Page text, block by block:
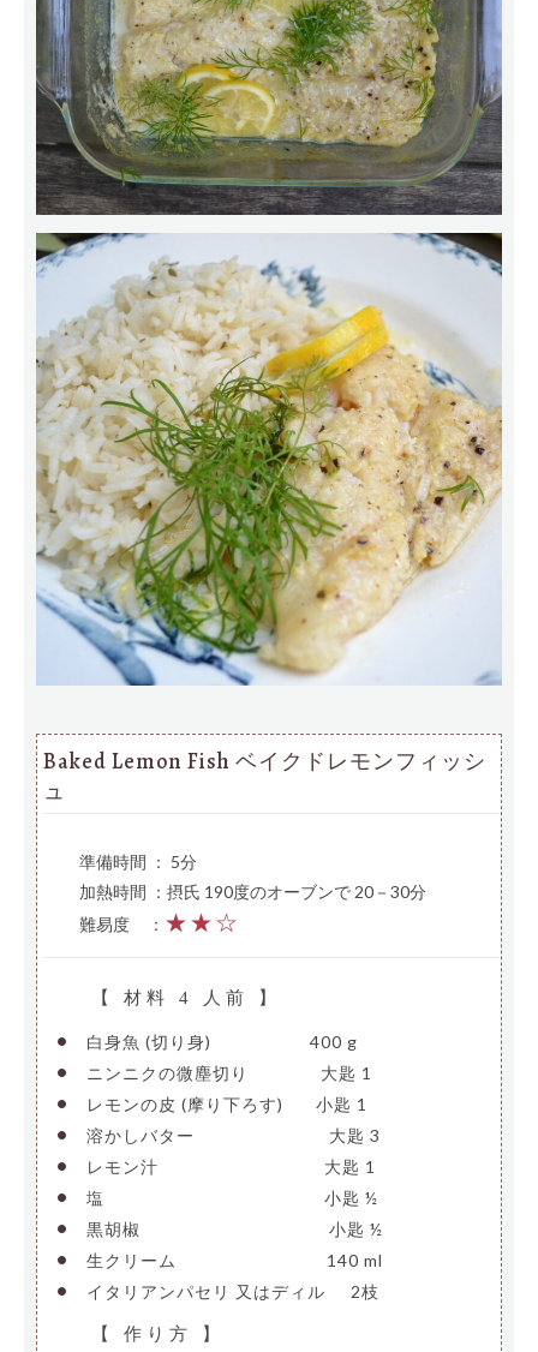
Baked Lemon Fish ベイクドレモンフィッシ
ュ
準備時間 ： 5分
加熱時間 ：摂氏 190度のオーブンで 20－30分
難易度
： ★★☆
【 材料 4 人前 】
• 白身魚 (切り身) 400 g
• ニンニクの微塵切り 大匙 1
• レモンの皮 (摩り下ろす) 小匙 1
• 溶かしバター 大匙 3
• レモン汁 大匙 1
• 塩 小匙 ½
• 黒胡椒 小匙 ½
• 生クリーム 140 ml
• イタリアンパセリ 又はディル 2枝
【 作り方 】